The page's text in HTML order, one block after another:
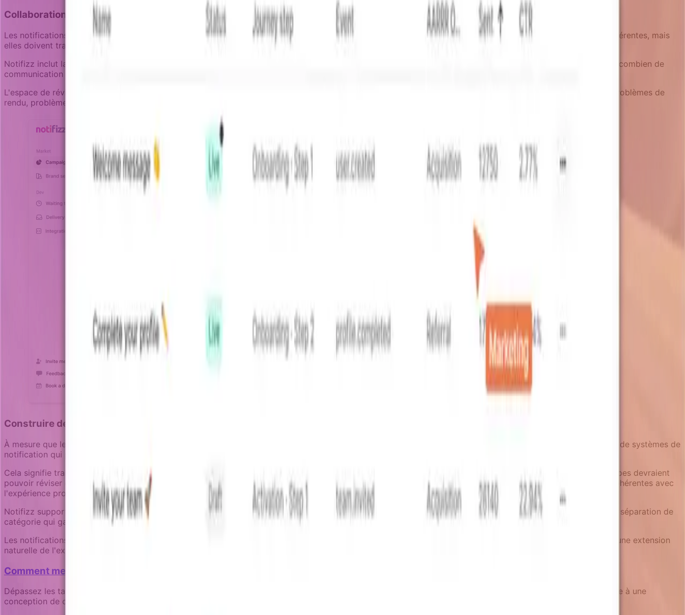
Collaboration inter-équipes sur le même système
Les notifications orientées produit nécessitent une coordination entre les équipes produit, ingénierie, et marketing. Chaque équipe contribue des capacités différentes, mais
elles doivent travailler sur la même infrastructure de notification pour éviter les efforts dupliqués et les expériences utilisateur incohérentes.
Notifizz inclut la gestion de pression des notifications. Au lieu de maximiser le volume de messages, le système aide les équipes à se coordonner en mesurant combien de
communication un utilisateur reçoit déjà, aidant à prévenir la surcharge des utilisateurs avec trop de messages.
L'espace de révision des notifications permet aux équipes d'inspecter les notifications des environnements non-production avant le lancement, attrapant les problèmes de
rendu, problèmes de logique, et incohérences d'expérience sans envoyer de messages de test aux vrais utilisateurs.
Construire des notifications qui évoluent avec la complexité du produit
À mesure que les produits deviennent plus sophistiqués, les exigences de notification deviennent plus complexes. Les entreprises orientées produit ont besoin de systèmes de
notification qui peuvent croître avec la complexité du produit sans devenir ingérables.
Cela signifie traiter les notifications comme des capacités produit de première classe, pas comme des messages lâches dispersés à travers les outils. Les équipes devraient
pouvoir réviser quelles expériences de notification existent, comprendre ce qui est actuellement en direct, et concevoir de nouvelles campagnes qui restent cohérentes avec
l'expérience produit globale.
Notifizz supporte cela à travers des sections réutilisables à travers les canaux, des états de workflow de campagne qui supportent la révision humaine, et une séparation de
catégorie qui garde les communications transactionnelles, produit, et marketing correctement organisées.
Les notifications orientées produit ne concernent pas l'envoi de plus de messages. Elles concernent le fait de faire en sorte que chaque message ressemble à une extension
naturelle de l'expérience produit, livré avec un contexte frais, au bon moment, à travers le canal le plus approprié.
Comment mesurer l'impact commercial de vos campagnes de notifications
Dépassez les taux d'ouverture pour suivre de vrais résultats commerciaux comme l'activation, la récupération de paiements et les conversions d'upgrade grâce à une
conception de campagne axée sur les objectifs.